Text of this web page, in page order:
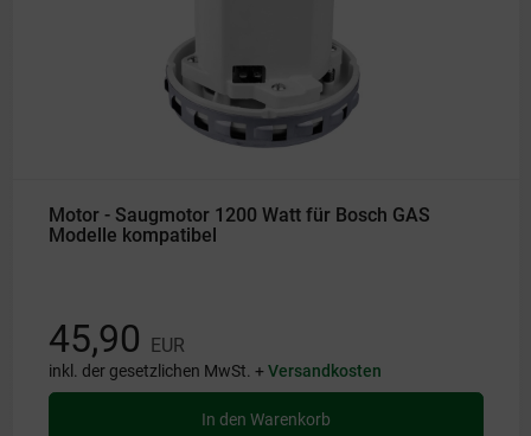
Motor - Saugmotor 1200 Watt für Bosch GAS
Modelle kompatibel
45,90 EUR
inkl. der gesetzlichen MwSt. +Versandkosten
In den Warenkorb